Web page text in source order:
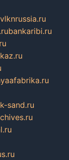
vlknrussia.ru
bankaribi.ru
sand.ru